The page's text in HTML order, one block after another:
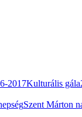
2017Kulturális gála
Szent Márton